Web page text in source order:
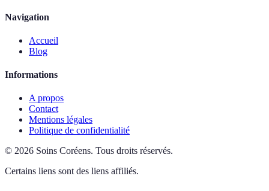
Navigation
Accueil
Blog
Informations
A propos
Contact
Mentions légales
Politique de confidentialité
© 2026 Soins Coréens. Tous droits réservés.
Certains liens sont des liens affiliés.